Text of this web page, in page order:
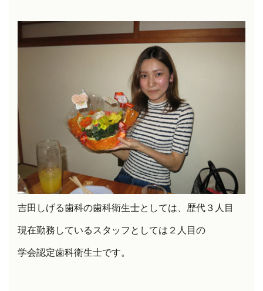
吉田しげる歯科の歯科衛生士としては、歴代３人目
現在勤務しているスタッフとしては２人目の
学会認定歯科衛生士です。